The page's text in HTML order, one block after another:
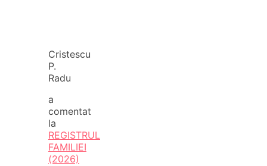
Cristescu
P.
Radu
a
comentat
la
REGISTRUL
FAMILIEI
(2026)